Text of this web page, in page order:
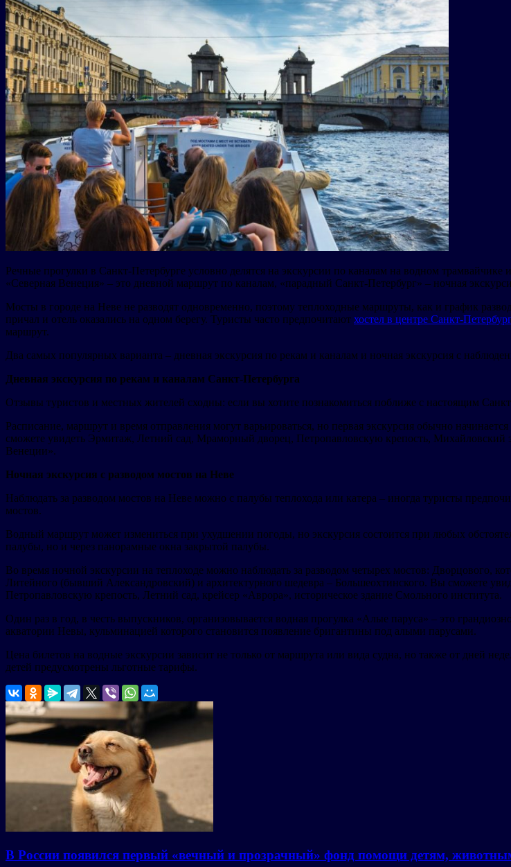
Речные прогулки в Санкт-Петербурге условно делятся на экскурсии по каналам на водном
«Северная Венеция» – это дневной маршрут по каналам, «парадный Санкт-Петербург» – ночная
Мосты в городе на Неве не разводят одновременно, поэтому теплоходные маршруты, как и график
причал и отель оказались на одном берегу. Туристы часто предпочитают хостел в центре Санкт-
маршрут.
Два самых популярных варианта – дневная экскурсия по рекам и каналам и ночная экскурсия с
Дневная экскурсия по рекам и каналам Санкт-Петербурга
Отзывы туристов и местных жителей сходны: если вы хотите познакомиться поближе с настоящим
Расписание, маршрут и время отправления могут варьироваться, но первая экскурсия обычно
сможете увидеть Эрмитаж, Летний сад, Мраморный дворец, Петропавловскую крепость, Михайловский
Венеции».
Ночная экскурсия с разводом мостов на Неве
Наблюдать за разводом мостов на Неве можно с палубы теплохода или катера – иногда туристы
мостов.
Водный маршрут может измениться при ухудшении погоды, но экскурсия состоится при любых
палубы, но и через панорамные окна закрытой палубы.
Во время ночной экскурсии на теплоходе можно наблюдать за разводом четырех мостов: Дворцового,
Литейного (бывший Александровский) и архитектурного шедевра – Большеохтинского. Вы сможете
Петропавловскую крепость, Летний сад, крейсер «Аврора», историческое здание Смольного института.
Один раз в год, в честь выпускников, организовывается водная прогулка «Алые паруса» – это
акватории Невы, кульминацией которого становится появление бригантины под алыми парусами.
Цена билетов на водные экскурсии зависит не только от маршрута или вида судна, но также от дней
детей предусмотрены льготные тарифы.
В России появился первый «вечный и прозрачный» фонд помощи детям,